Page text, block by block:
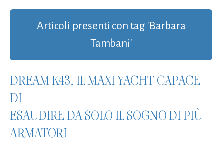
Articoli presenti con tag 'Barbara
Tambani'
DREAM K43, IL MAXI YACHT CAPACE
DI
ESAUDIRE DA SOLO IL SOGNO DI PIÙ
ARMATORI